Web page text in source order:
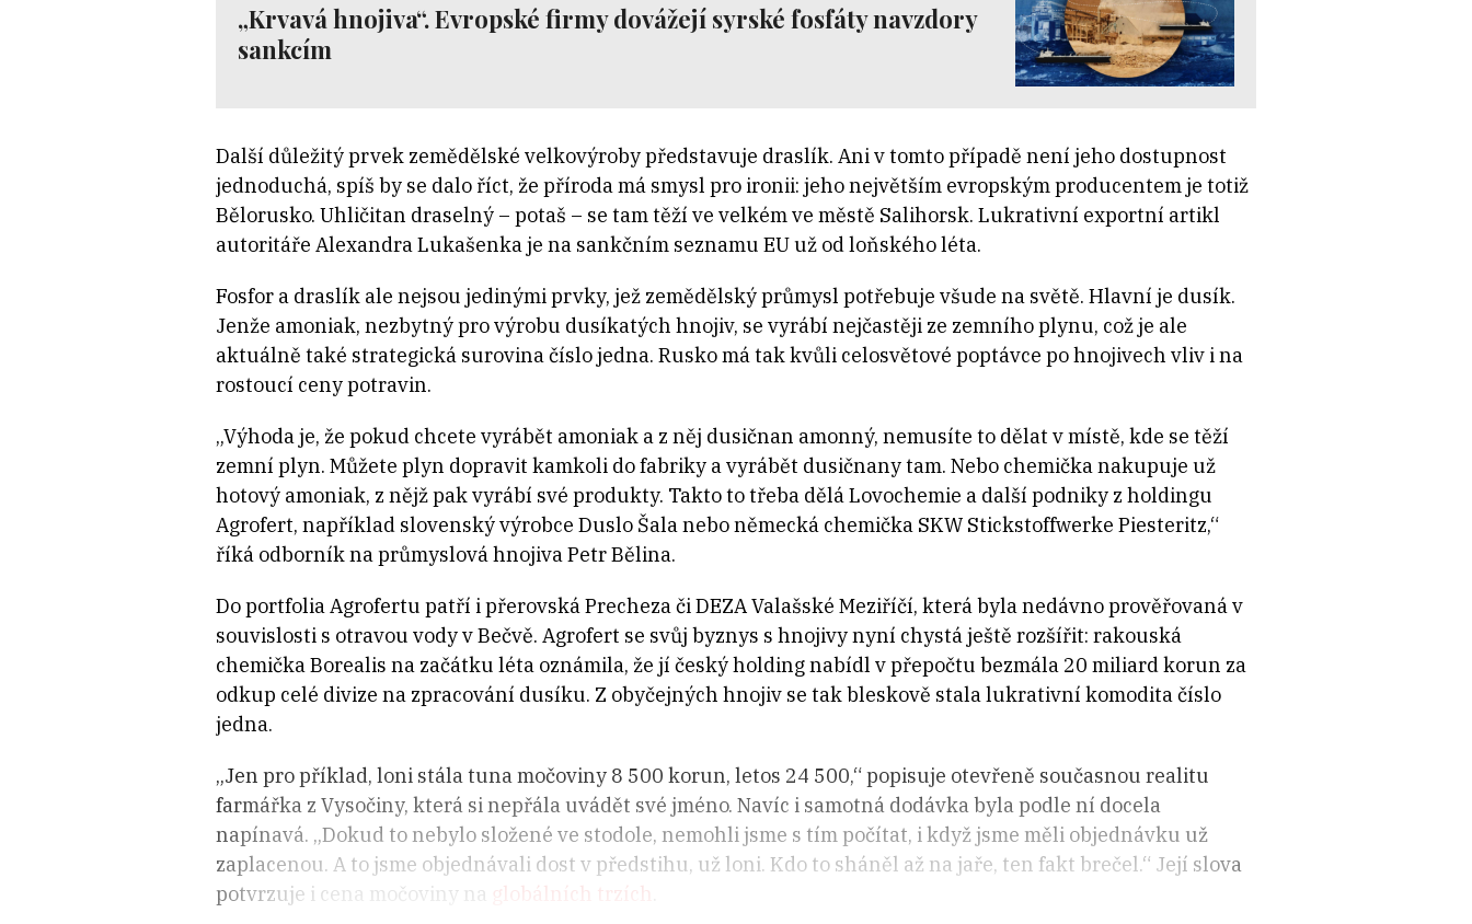
„Krvavá hnojiva“. Evropské firmy dovážejí syrské fosfáty navzdory
sankcím
Další důležitý prvek zemědělské velkovýroby představuje draslík. Ani v tomto případě není jeho dostupnost
jednoduchá, spíš by se dalo říct, že příroda má smysl pro ironii: jeho největším evropským producentem je totiž
Bělorusko. Uhličitan draselný – potaš – se tam těží ve velkém ve městě Salihorsk. Lukrativní exportní artikl
autoritáře Alexandra Lukašenka je na sankčním seznamu EU už od loňského léta.
Fosfor a draslík ale nejsou jedinými prvky, jež zemědělský průmysl potřebuje všude na světě. Hlavní je dusík.
Jenže amoniak, nezbytný pro výrobu dusíkatých hnojiv, se vyrábí nejčastěji ze zemního plynu, což je ale
aktuálně také strategická surovina číslo jedna. Rusko má tak kvůli celosvětové poptávce po hnojivech vliv i na
rostoucí ceny potravin.
„Výhoda je, že pokud chcete vyrábět amoniak a z něj dusičnan amonný, nemusíte to dělat v místě, kde se těží
zemní plyn. Můžete plyn dopravit kamkoli do fabriky a vyrábět dusičnany tam. Nebo chemička nakupuje už
hotový amoniak, z nějž pak vyrábí své produkty. Takto to třeba dělá Lovochemie a další podniky z holdingu
Agrofert, například slovenský výrobce Duslo Šala nebo německá chemička SKW Stickstoffwerke Piesteritz,“
říká odborník na průmyslová hnojiva Petr Bělina.
Do portfolia Agrofertu patří i přerovská Precheza či DEZA Valašské Meziříčí, která byla nedávno prověřovaná v
souvislosti s otravou vody v Bečvě. Agrofert se svůj byznys s hnojivy nyní chystá ještě rozšířit: rakouská
chemička Borealis na začátku léta oznámila, že jí český holding nabídl v přepočtu bezmála 20 miliard korun za
odkup celé divize na zpracování dusíku. Z obyčejných hnojiv se tak bleskově stala lukrativní komodita číslo
jedna.
„Jen pro příklad, loni stála tuna močoviny 8 500 korun, letos 24 500,“ popisuje otevřeně současnou realitu
farmářka z Vysočiny, která si nepřála uvádět své jméno. Navíc i samotná dodávka byla podle ní docela
napínavá. „Dokud to nebylo složené ve stodole, nemohli jsme s tím počítat, i když jsme měli objednávku už
zaplacenou. A to jsme objednávali dost v předstihu, už loni. Kdo to sháněl až na jaře, ten fakt brečel.“ Její slova
potvrzuje i cena močoviny na globálních trzích